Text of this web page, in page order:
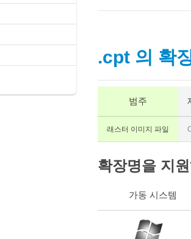
.cpt 의 확
범주
래스터 이미지 파일
확장명을 지
가동 시스템